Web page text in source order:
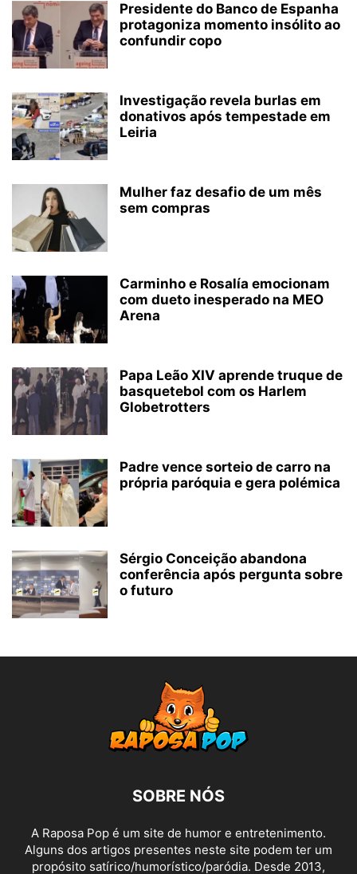
Presidente do Banco de Espanha
protagoniza momento insólito ao
confundir copo
Investigação revela burlas em
donativos após tempestade em
Leiria
Mulher faz desafio de um mês
sem compras
Carminho e Rosalía emocionam
com dueto inesperado na MEO
Arena
Papa Leão XIV aprende truque de
basquetebol com os Harlem
Globetrotters
Padre vence sorteio de carro na
própria paróquia e gera polémica
Sérgio Conceição abandona
conferência após pergunta sobre
o futuro
SOBRE NÓS
A Raposa Pop é um site de humor e entretenimento.
Alguns dos artigos presentes neste site podem ter um
propósito satírico/humorístico/paródia. Desde 2013,